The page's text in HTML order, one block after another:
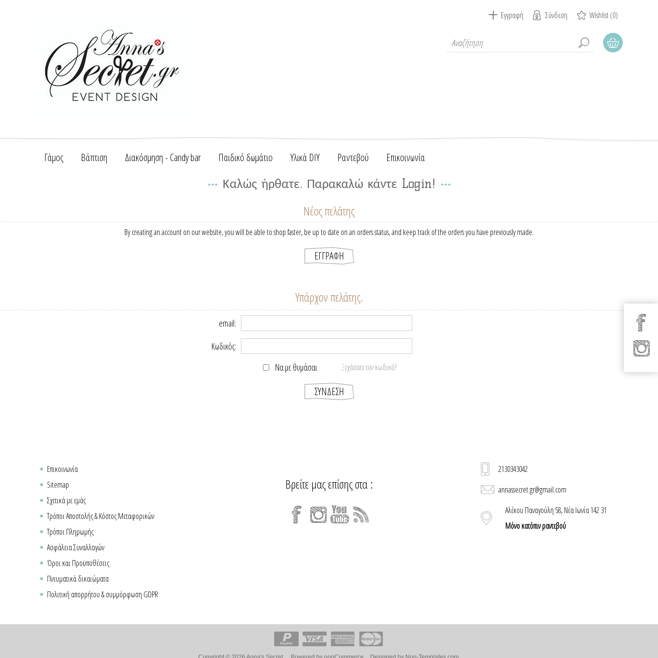
Εγγραφή Σύνδεση Wishlist(0)
Γάμος Βάπτιση Διακόσμηση - Candy bar Παιδικό δωμάτιο Υλικά DIY Ραντεβού Επικοινωνία
Καλώς ήρθατε. Παρακαλώ κάντε Login!
Νέος πελάτης
By creating an account on our website, you will be able to shop faster, be up to date on an orders status, and keep track of the orders you have previously made.
Υπάρχον πελάτης.
email:
Κωδικός:
Να με θυμάσαι
Ξεχάσατε τον κωδικό?
Επικοινωνία
Sitemap
Σχετικά με εμάς
Τρόποι Αποστολής & Κόστος Μεταφορικών
Τρόποι Πληρωμής
Ασφάλεια Συναλλαγών
Όροι και Προϋποθέσεις
Πνευματικά δικαιώματα
Πολιτική απορρήτου & συμμόρφωση GDPR
Βρείτε μας επίσης στα :
2130343042
annassecret.gr@gmail.com
Αλέκου Παναγούλη 58, Νέα Ιωνία 142 31
Μόνο κατόπιν ραντεβού